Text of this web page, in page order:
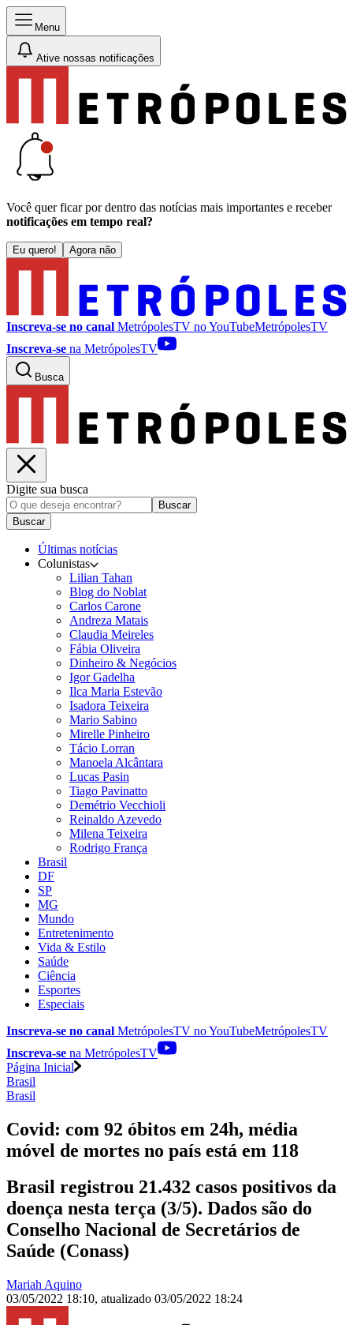
Menu
Ative nossas notificações
Você quer ficar por dentro das notícias mais importantes e receber
notificações em tempo real?
Eu quero! Agora não
Inscreva-se no canal MetrópolesTV noYouTubeMetrópolesTV
Inscreva-se na MetrópolesTV
Busca
Digite sua busca
Buscar
Buscar
Últimas notícias
Colunistas
Lilian Tahan
Blog do Noblat
Carlos Carone
Andreza Matais
Claudia Meireles
Fábia Oliveira
Dinheiro & Negócios
Igor Gadelha
Ilca Maria Estevão
Isadora Teixeira
Mario Sabino
Mirelle Pinheiro
Tácio Lorran
Manoela Alcântara
Lucas Pasin
Tiago Pavinatto
Demétrio Vecchioli
Reinaldo Azevedo
Milena Teixeira
Rodrigo França
Brasil
DF
SP
MG
Mundo
Entretenimento
Vida & Estilo
Saúde
Ciência
Esportes
Especiais
Inscreva-se no canal MetrópolesTV noYouTubeMetrópolesTV
Inscreva-se na MetrópolesTV
Página Inicial
Brasil
Brasil
Covid: com 92 óbitos em 24h, média
móvel de mortes no país está em 118
Brasil registrou 21.432 casos positivos da
doença nesta terça (3/5). Dados são do
Conselho Nacional de Secretários de
Saúde (Conass)
Mariah Aquino
03/05/2022 18:10, atualizado 03/05/2022 18:24